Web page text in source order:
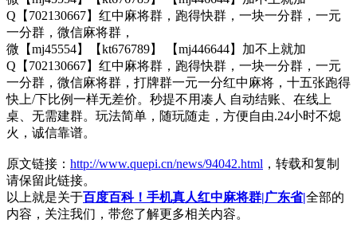
Q【702130667】红中麻将群，跑得快群，一块一分群，一元
一分群，微信麻将群，
微【mj45554】【kt676789】 【mj446644】加不上就加
Q【702130667】红中麻将群，跑得快群，一块一分群，一元
一分群，微信麻将群，打牌群一元一分红中麻将，十五张跑得
快上/下比例一样无差价。秒提不用凑人 自动结账、在线上
桌、无需建群。玩法简单，随玩随走，方便自由.24小时不熄
火，诚信靠谱。
原文链接： http://www.quepi.cn/news/94042.html ，转载和复制
请保留此链接。
以上就是关于百度百科！手机真人红中麻将群|广东省|全部的
内容，关注我们，带您了解更多相关内容。